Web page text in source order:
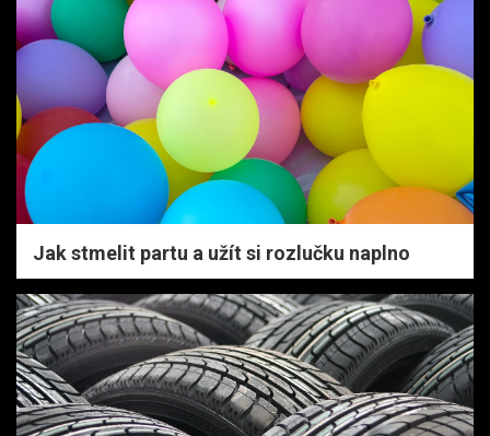
Jak stmelit partu a užít si rozlučku naplno